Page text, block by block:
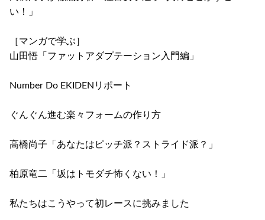
い！」
［マンガで学ぶ］
山田悟「ファットアダプテーション入門編」
Number Do EKIDENリポート
ぐんぐん進む楽々フォームの作り方
高橋尚子「あなたはピッチ派？ストライド派？」
柏原竜二「坂はトモダチ怖くない！」
私たちはこうやって初レースに挑みました